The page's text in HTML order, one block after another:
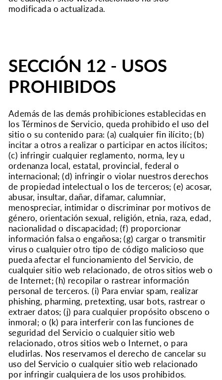
modificada o actualizada.
SECCIÓN 12 - USOS
PROHIBIDOS
Además de las demás prohibiciones establecidas en
los Términos de Servicio, queda prohibido el uso del
sitio o su contenido para: (a) cualquier fin ilícito; (b)
incitar a otros a realizar o participar en actos ilícitos;
(c) infringir cualquier reglamento, norma, ley u
ordenanza local, estatal, provincial, federal o
internacional; (d) infringir o violar nuestros derechos
de propiedad intelectual o los de terceros; (e) acosar,
abusar, insultar, dañar, difamar, calumniar,
menospreciar, intimidar o discriminar por motivos de
género, orientación sexual, religión, etnia, raza, edad,
nacionalidad o discapacidad; (f) proporcionar
información falsa o engañosa; (g) cargar o transmitir
virus o cualquier otro tipo de código malicioso que
pueda afectar el funcionamiento del Servicio, de
cualquier sitio web relacionado, de otros sitios web o
de Internet; (h) recopilar o rastrear información
personal de terceros. (i) Para enviar spam, realizar
phishing, pharming, pretexting, usar bots, rastrear o
extraer datos; (j) para cualquier propósito obsceno o
inmoral; o (k) para interferir con las funciones de
seguridad del Servicio o cualquier sitio web
relacionado, otros sitios web o Internet, o para
eludirlas. Nos reservamos el derecho de cancelar su
uso del Servicio o cualquier sitio web relacionado
por infringir cualquiera de los usos prohibidos.